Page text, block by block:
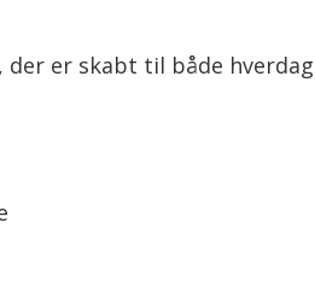
er skabt til både